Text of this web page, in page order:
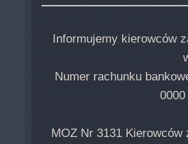
Informujemy kierowców
Numer rachunku
MOZ Nr 3131